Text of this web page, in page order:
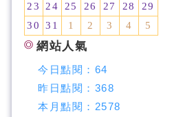
23
24 25 26 27 28
29
30
31 1 2 3 4 5
網站人氣
今日點閱： 64
昨日點閱： 368
本月點閱： 2578